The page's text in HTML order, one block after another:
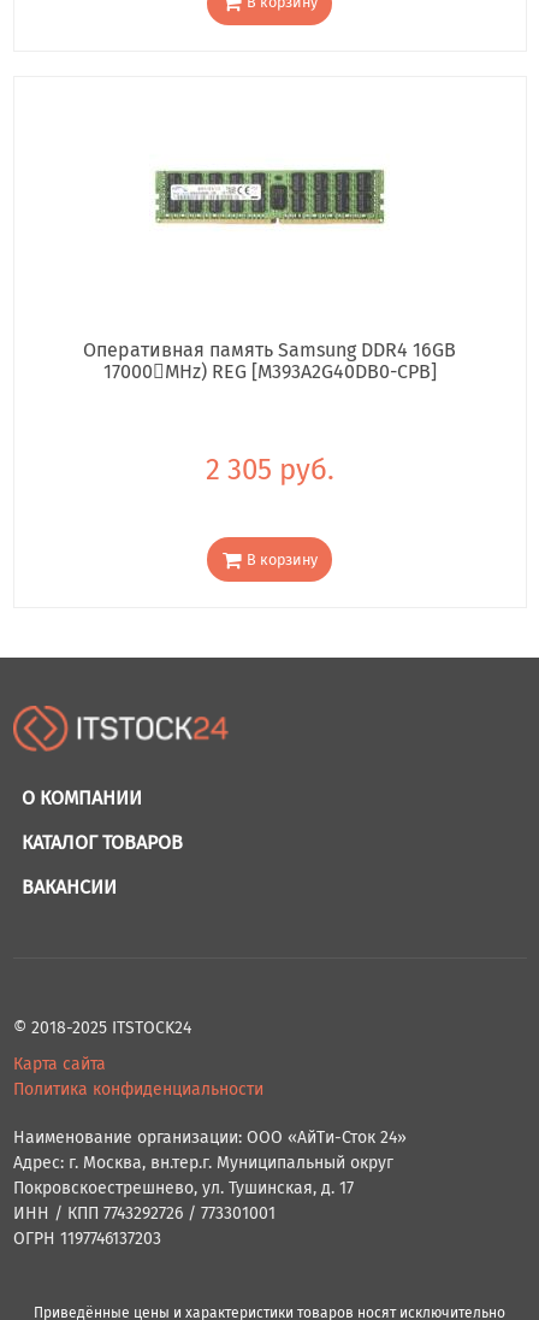
Оперативная память Samsung DDR4 16GB
17000񢋕MHz) REG [M393A2G40DB0-CPB]
2 305 руб.
В корзину
О КОМПАНИИ
КАТАЛОГ ТОВАРОВ
ВАКАНСИИ
© 2018-2025 ITSTOCK24
Карта сайта
Политика конфиденциальности
Наименование организации: ООО «АйТи-Сток 24»
Адрес: г. Москва, вн.тер.г. Муниципальный округ
Покровскоестрешнево, ул. Тушинская, д. 17
ИНН / КПП 7743292726 / 773301001
ОГРН 1197746137203
Приведённые цены и характеристики товаров носят исключительно